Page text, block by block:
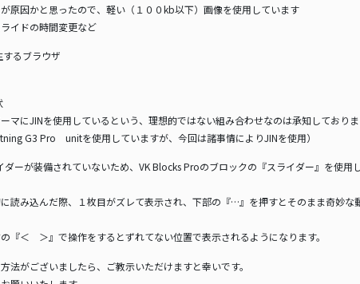
が原因かと思ったので、軽い（１００kb以下）画像を使用しています
イドの時間変更など
るブラウザ
マにJINを使用しているという、理想的ではない組み合わせなのは承知しておりま
G3 Pro unitを使用していますが、今回は諸事情によりJINを使用）
ダーが装備されていないため、VK Blocks Proのブロックの『スライダー』を使用
読み込んだ際、１枚目がズレて表示され、下部の『…』を押すとそのまま奇妙な
『＜ ＞』で操作をするとずれてない位置で表示されるようになります。
法がございましたら、ご教示いただけますと幸いです。